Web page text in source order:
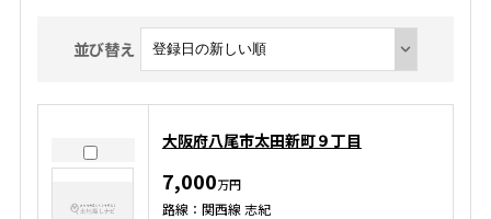
並び替え
大阪府八尾市太田新町９丁目
7,000万円
路線：関西線 志紀